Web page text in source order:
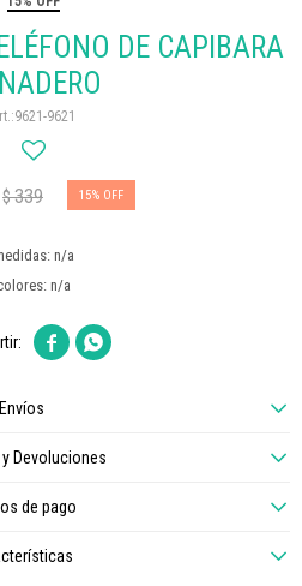
DE CAPIBARA
9621-9621
$339 15
n/a
n/a
 
Envíos
Devoluciones
de pago